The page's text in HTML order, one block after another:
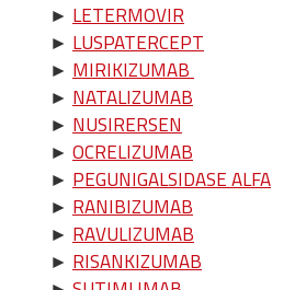
► LETERMOVIR
► LUSPATERCEPT
► MIRIKIZUMAB
► NATALIZUMAB
► NUSIRERSEN
► OCRELIZUMAB
► PEGUNIGALSIDASE ALFA
► RANIBIZUMAB
► RAVULIZUMAB
► RISANKIZUMAB